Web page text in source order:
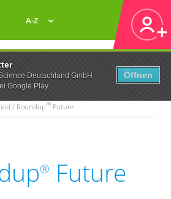
Deutschland GmbH
Google Play
Öffnen
A-Z
/ Roundup® Future
® Future